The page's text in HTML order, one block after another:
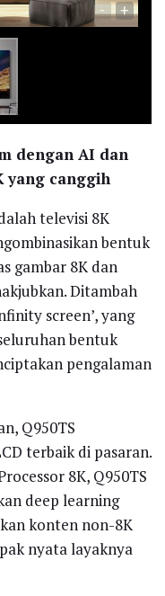
- +
dengan AI dan
yang canggih
televisi 8K
bentuk
gambar 8K dan
Ditambah
screen’, yang
bentuk
pengalaman
Q950TS
terbaik di pasaran.
8K, Q950TS
deep learning
konten non-8K
nyata layaknya